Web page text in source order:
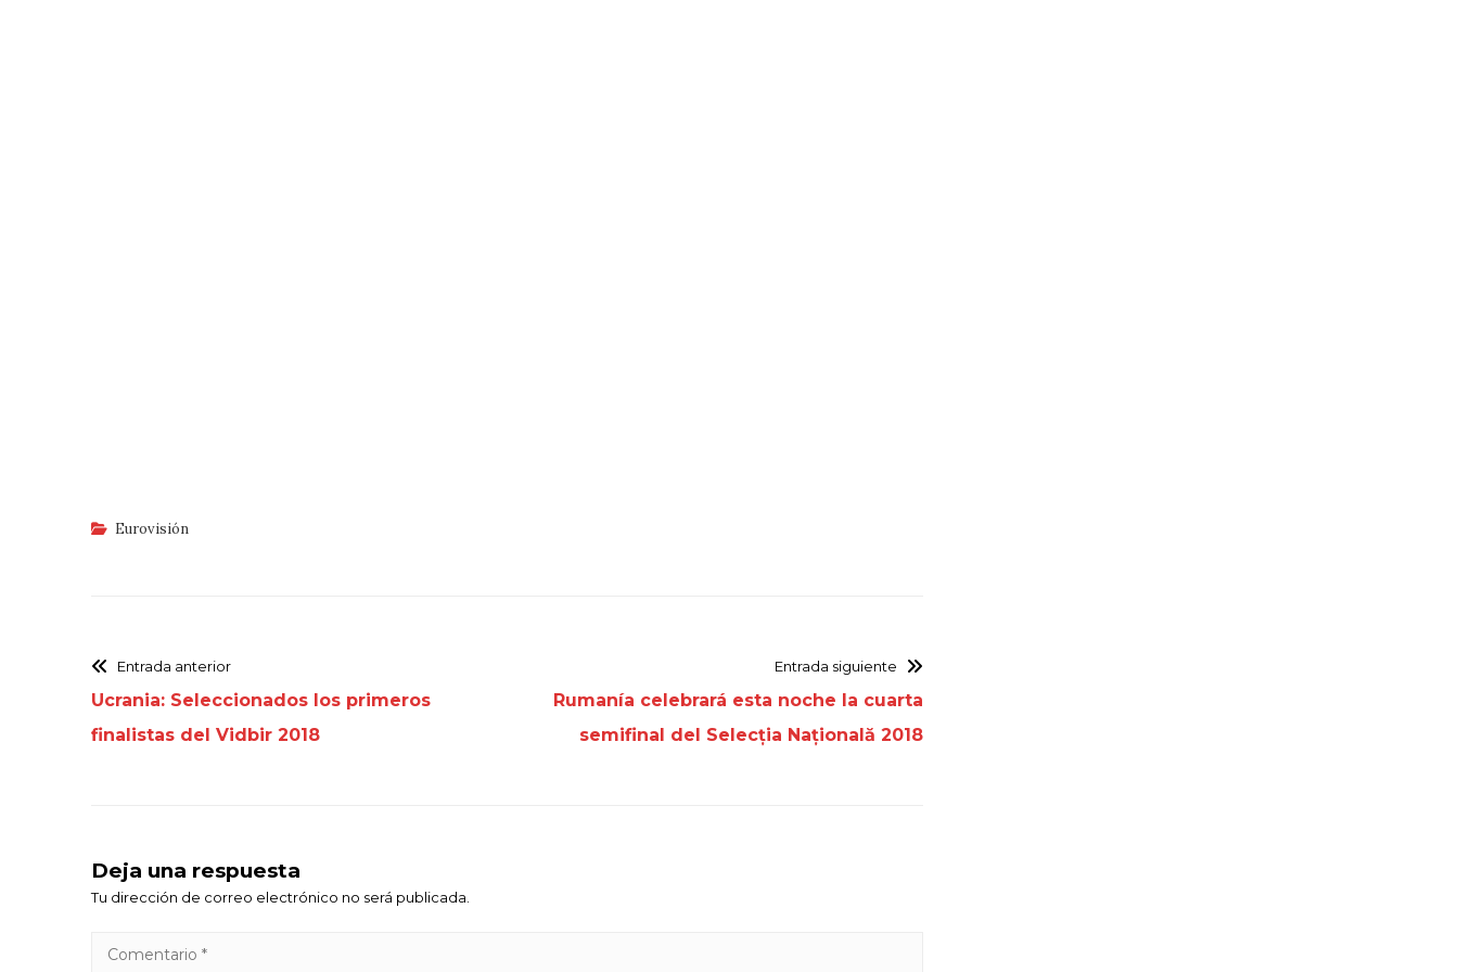
Eurovisión
Entrada anterior
Ucrania: Seleccionados los primeros
finalistas del Vidbir 2018
Entrada siguiente
Rumanía celebrará esta noche la cuarta
semifinal del Selecția Națională 2018
Deja una respuesta
Tu dirección de correo electrónico no será publicada.